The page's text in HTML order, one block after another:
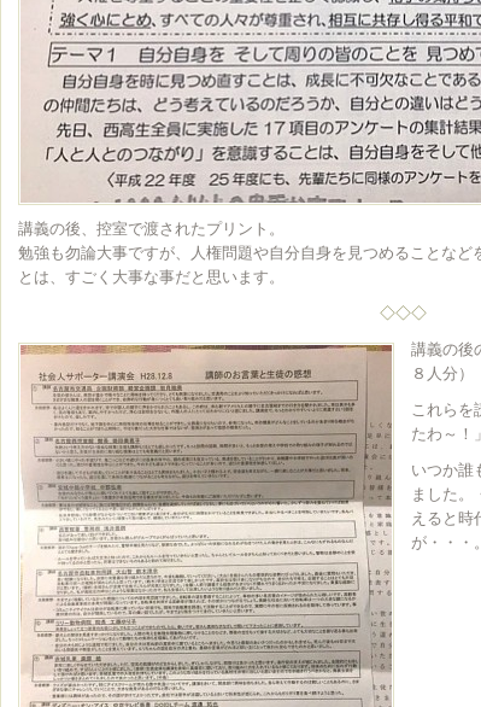
講義の後、控室で渡されたプリント。
勉強も勿論大事ですが、人権問題や自分自身を見つめることなど
とは、すごく大事な事だと思います。
◇◇◇
講義の後
８人分）
これらを
たわ～！
いつか誰
ました。
えると時
が・・・。